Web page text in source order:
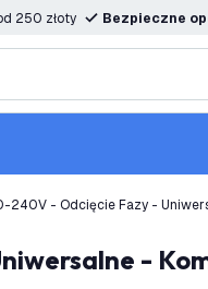
250 złoty Bezpieczne
- Odcięcie Fazy -
-